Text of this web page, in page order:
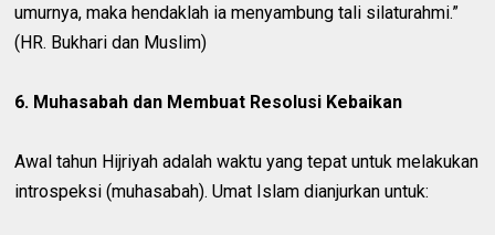
umurnya, maka hendaklah ia menyambung tali silaturahmi.”
(HR. Bukhari dan Muslim)
6. Muhasabah dan Membuat Resolusi Kebaikan
Awal tahun Hijriyah adalah waktu yang tepat untuk melakukan
introspeksi (muhasabah). Umat Islam dianjurkan untuk: